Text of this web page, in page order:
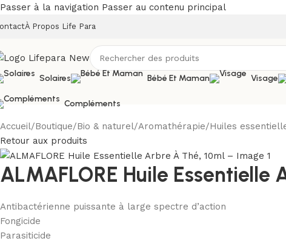
Passer à la navigation Passer au contenu principal
À Propos Life Para
Solaires
Bébé Et Maman Visage
Compléments
Accueil/Boutique/Bio & naturel/Aromathérapie/Huiles
Retour aux produits
ALMAFLORE Huile Essentielle
Antibactérienne puissante à large spectre d’action
Fongicide
Parasiticide